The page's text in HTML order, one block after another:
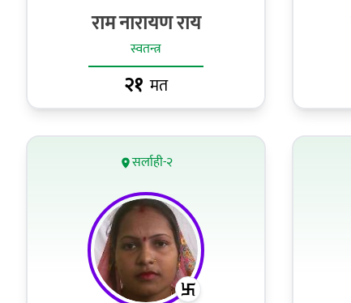
राम नारायण राय
स्वतन्त्र
२१ मत
सर्लाही-२